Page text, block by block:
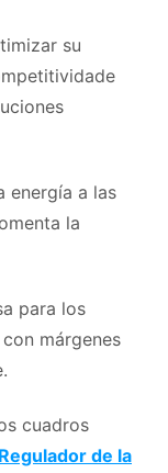
su
energía a las
la
para los
márgenes
cuadros
de la